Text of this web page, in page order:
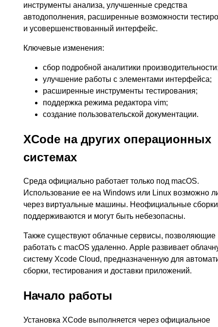
инструменты анализа, улучшенные средства
автодополнения, расширенные возможности
и усовершенствованный интерфейс.
Ключевые изменения:
сбор подробной аналитики
улучшение работы с элементами интерфейса;
расширенные инструменты тестирования;
поддержка режима редактора vim;
создание пользовательской документации.
XCode на других операционных
системах
Среда официально работает только под macOS.
Использование ее на Windows или Linux возможно
через виртуальные машины. Неофициальные
поддерживаются и могут быть небезопасны.
Также существуют облачные сервисы, позволяющие
работать с macOS удаленно. Apple развивает
систему Xcode Cloud, предназначенную для
сборки, тестирования и доставки приложений.
Начало работы
Установка XCode выполняется через официальное